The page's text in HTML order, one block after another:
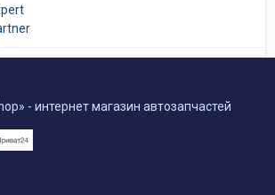
- интернет магазин автозапчастей